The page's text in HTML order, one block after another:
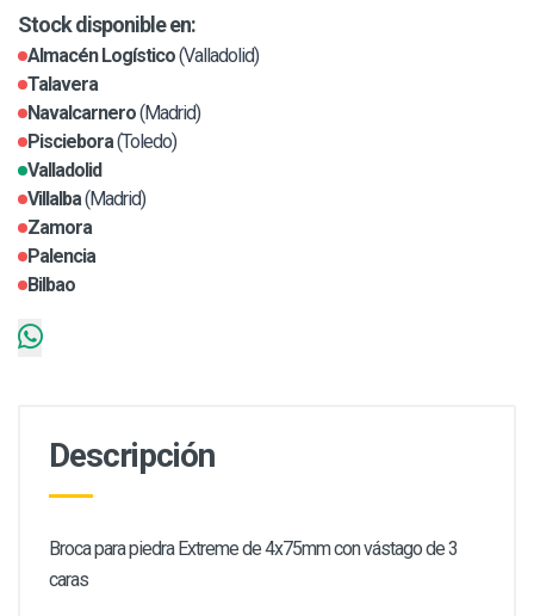
Stock disponible en:
Almacén Logístico(Valladolid)
Talavera
Navalcarnero(Madrid)
Pisciebora(Toledo)
Valladolid
Villalba(Madrid)
Zamora
Palencia
Bilbao
Descripción
Broca para piedra Extreme de 4x75mm con vástago de 3
caras